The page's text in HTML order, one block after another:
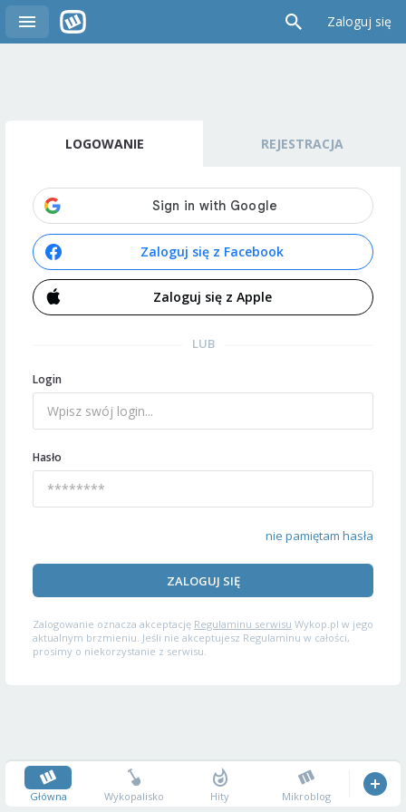
Zaloguj się
LOGOWANIE REJESTRACJA
Zaloguj się z Facebook
Zaloguj się z Apple
LUB
Login
Hasło
nie pamiętam hasła
ZALOGUJ SIĘ
Zalogowanie oznacza akceptację Regulaminu serwisu Wykop.pl w jego
aktualnym brzmieniu. Jeśli nie akceptujesz Regulaminu w całości,
prosimy o niekorzystanie z serwisu.
Główna Wykopalisko Hity Mikroblog